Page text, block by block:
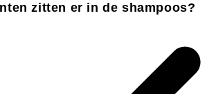
zitten er in de shampoos?